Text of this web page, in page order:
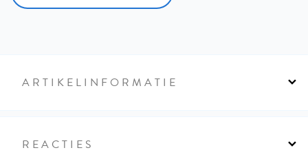
ARTIKELINFORMATIE
REACTIES